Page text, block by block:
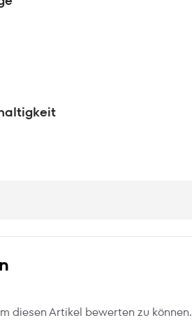
diesen Artikel bewerten zu können.